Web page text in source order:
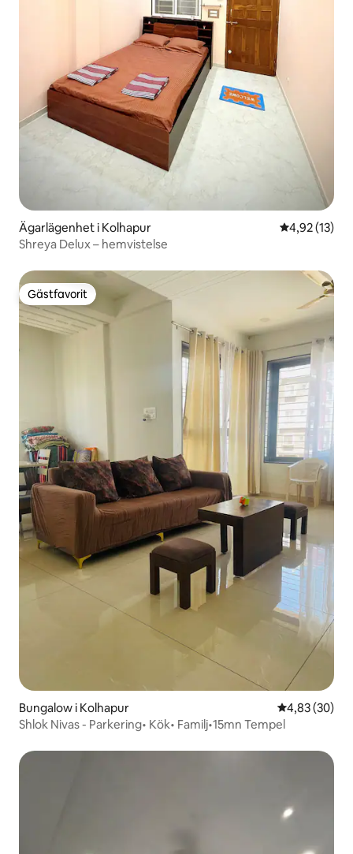
Ägarlägenhet i Kolhapur 4,92 av 5 i
4,92 (13)
Shreya Delux – hemvistelse
Gästfavorit
Gästfavorit
Bungalow i Kolhapur 4,83 av 5 i
4,83 (30)
Shlok Nivas - Parkering• Kök• Familj•15mn Tempel